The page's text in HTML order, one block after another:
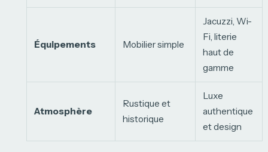
Équipements Mobilier simple
Jacuzzi, Wi-
Fi, literie
haut de
gamme
Atmosphère
Rustique et
historique
Luxe
authentique
et design